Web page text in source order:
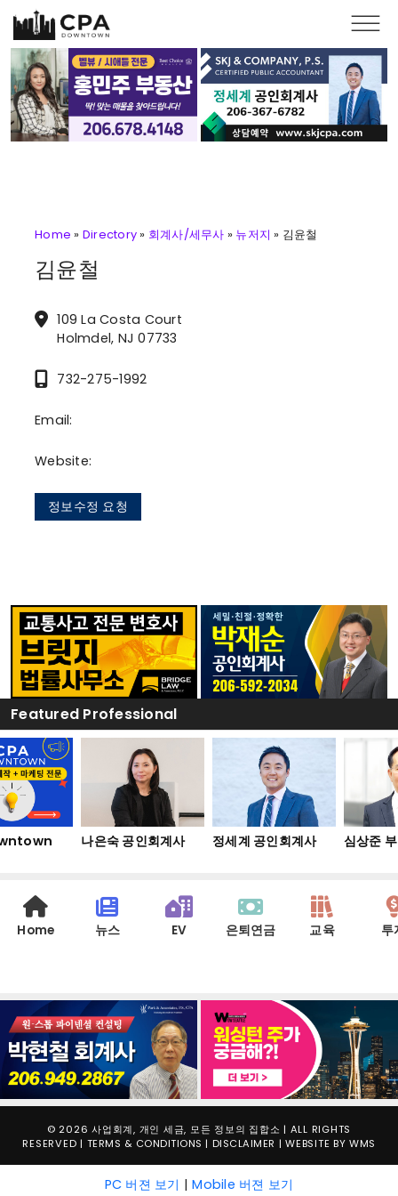
Skip to main content
Home » Directory » 회계사/세무사 » 뉴저지 » 김윤철
김윤철
109 La Costa Court
Holmdel, NJ 07733
732-275-1992
Email:
Website:
정보수정 요청
Featured Professional
나은숙 공인회계사 정세계 공인회계사 심상준 부
Home 뉴스 EV 은퇴연금 교육 투
© 2026 사업회계, 개인 세금, 모든 정보의 집합소 | ALL RIGHTS
RESERVED | TERMS & CONDITIONS | DISCLAIMER | WEBSITE BYWMS
PC 버젼 보기 |Mobile 버젼 보기